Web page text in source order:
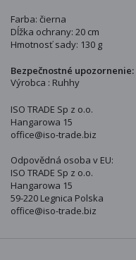
Farba: čierna
Dĺžka ochrany: 20 cm
Hmotnosť sady: 130 g
Bezpečnostné upozornenie:
Výrobca : Ruhhy
ISO TRADE Sp z o.o.
Hangarowa 15
office@iso-trade.biz
Odpovědná osoba v EU:
ISO TRADE Sp z o.o.
Hangarowa 15
59-220 Legnica Polska
office@iso-trade.biz